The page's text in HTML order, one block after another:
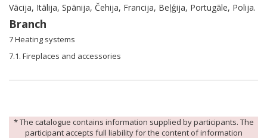
Vācija, Itālija, Spānija, Čehija, Francija, Beļģija, Portugāle, Polija.
Branch
7 Heating systems
7.1. Fireplaces and accessories
* The catalogue contains information supplied by participants. The
participant accepts full liability for the content of information